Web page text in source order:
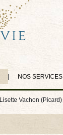
NOS SERVICES
Lisette Vachon (Picard)